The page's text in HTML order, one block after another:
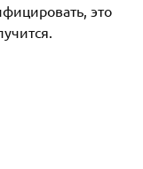
это